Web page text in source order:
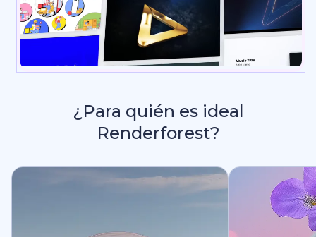
¿Para quién es ideal
Renderforest?